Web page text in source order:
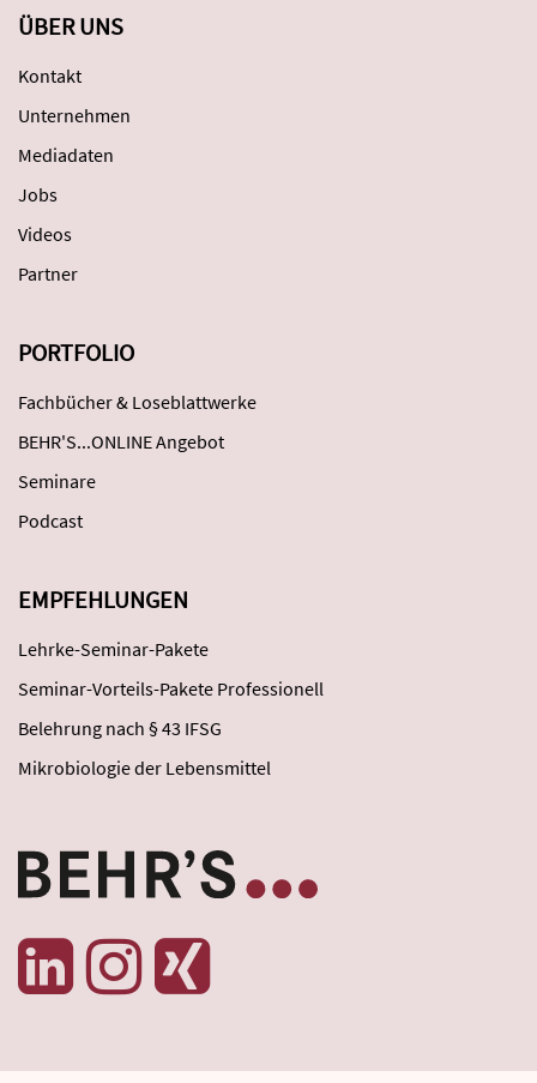
ÜBER UNS
Kontakt
Unternehmen
Mediadaten
Jobs
Videos
Partner
PORTFOLIO
Fachbücher & Loseblattwerke
BEHR'S...ONLINE Angebot
Seminare
Podcast
EMPFEHLUNGEN
Lehrke-Seminar-Pakete
Seminar-Vorteils-Pakete Professionell
Belehrung nach § 43 IFSG
Mikrobiologie der Lebensmittel